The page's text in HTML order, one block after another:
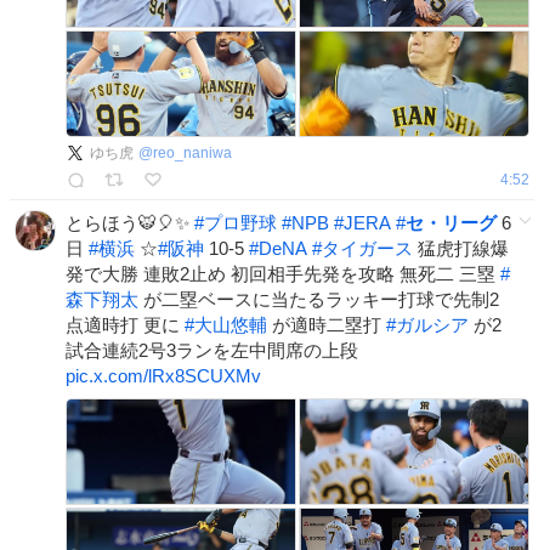
ゆち虎 @reo_naniwa
4:52
とらほう🐯🎈✨ #プロ野球 #NPB #JERA #セ・リーグ6
日 #横浜 ☆#阪神 10-5 #DeNA #タイガース 猛虎打線爆
発で大勝 連敗2止め 初回相手先発を攻略 無死二 三塁 #
森下翔太 が二塁ベースに当たるラッキー打球で先制2
点適時打 更に #大山悠輔 が適時二塁打 #ガルシア が2
試合連続2号3ランを左中間席の上段
pic.x.com/lRx8SCUXMv